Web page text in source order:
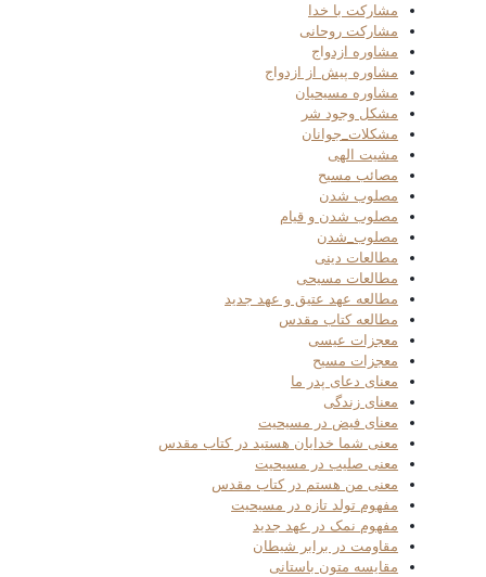
مشارکت با خدا
مشارکت روحانی
مشاوره ازدواج
مشاوره پیش از ازدواج
مشاوره مسیحیان
مشکل وجود شر
مشکلات_جوانان
مشیت الهی
مصائب مسیح
مصلوب شدن
مصلوب شدن و قیام
مصلوب_شدن
مطالعات دینی
مطالعات مسیحی
مطالعه عهد عتیق و عهد جدید
مطالعه کتاب مقدس
معجزات عیسی
معجزات مسیح
معنای دعای پدر ما
معنای زندگی
معنای فیض در مسیحیت
معنی شما خدایان هستید در کتاب مقدس
معنی صلیب در مسیحیت
معنی من هستم در کتاب مقدس
مفهوم تولد تازه در مسیحیت
مفهوم نمک در عهد جدید
مقاومت در برابر شیطان
مقایسه متون باستانی